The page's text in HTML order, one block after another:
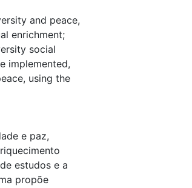
and peace,
enrichment;
social
implemented,
using the
e paz,
estudos e a
propõe